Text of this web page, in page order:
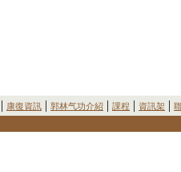
| 康復資訊 | 郭林气功介紹 | 課程 | 資訊架 |